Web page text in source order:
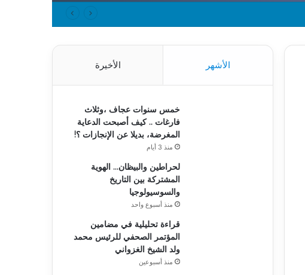
الأشهر الأخيرة
خمس سنوات عجاف ،وثلاث
فارغات .. كيف أصبحت الدعاية
المغرضة، بديلا عن الإنجازات ؟!
منذ 3 أيام
لحراطين والبيظان… الهوية
المشتركة بين التاريخ
والسوسيولوجيا
منذ أسبوع واحد
قراءة تحليلية في مضامين
المؤتمر الصحفي للرئيس محمد
ولد الشيخ الغزواني
منذ أسبوعين